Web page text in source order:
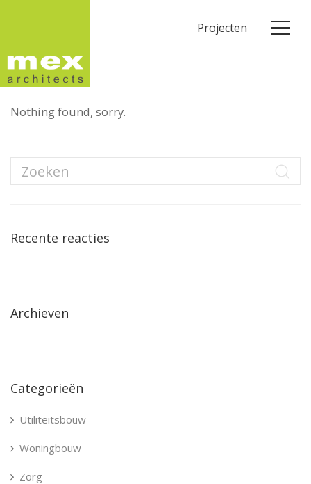
Projecten
Nothing found, sorry.
Recente reacties
Archieven
Categorieën
Utiliteitsbouw
Woningbouw
Zorg